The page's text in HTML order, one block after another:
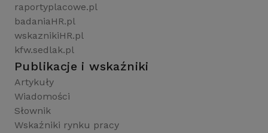
raportyplacowe.pl
badaniaHR.pl
wskaznikiHR.pl
kfw.sedlak.pl
Publikacje i wskaźniki
Artykuły
Wiadomości
Słownik
Wskaźniki rynku pracy